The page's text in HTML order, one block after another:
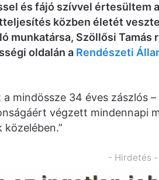
és fájó szívvel értesültem
közben életét
munkatársa, Szöllősi Tamás
oldalán a Rendészeti
mindössze 34 éves zászlós
végzett mindennapi
- Hirdetés -